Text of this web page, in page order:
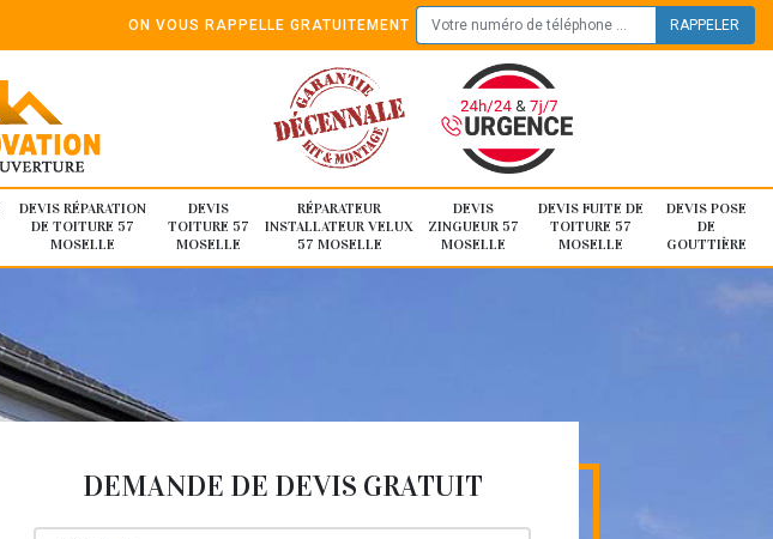
ON VOUS RAPPELLE GRATUITEMENT
DEVIS RÉPARATION
DE TOITURE 57
MOSELLE
DEVIS
TOITURE 57
MOSELLE
RÉPARATEUR
INSTALLATEUR VELUX
57 MOSELLE
DEVIS
ZINGUEUR 57
MOSELLE
DEVIS FUITE DE
TOITURE 57
MOSELLE
DEVIS POSE
DE
GOUTTIÈRE
DEMANDE DE DEVIS GRATUIT